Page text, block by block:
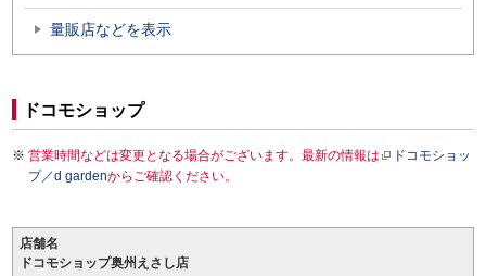
量販店などを表示
ドコモショップ
営業時間などは変更となる場合がございます。最新の情報は
ドコモショッ
プ／d gardenからご確認ください。
店舗名
ドコモショップ奥州えさし店